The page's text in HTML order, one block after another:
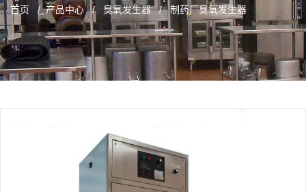
首页 产品中心 臭氧发生器 制药厂臭氧发生器